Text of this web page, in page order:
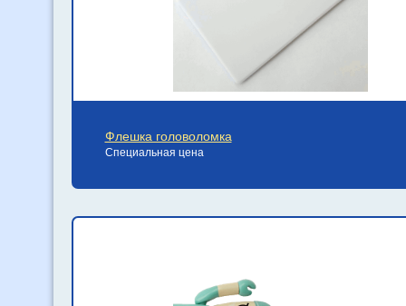
Флешка головоломка
Специальная цена